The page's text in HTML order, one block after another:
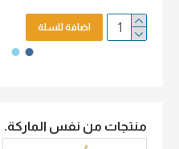
اضافة للسلة
منتجات من نفس الماركة.